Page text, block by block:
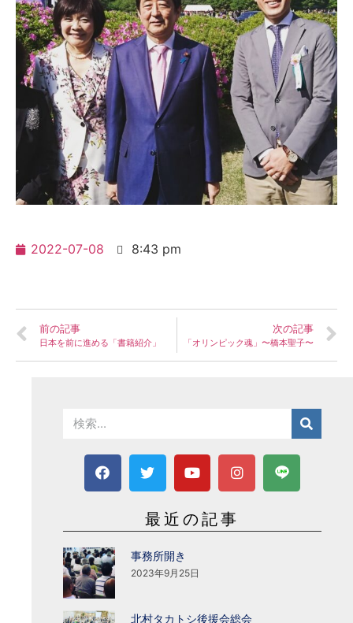
2022-07-08 8:43 pm
前の記事
日本を前に進める「書籍紹介」
次の記事
「オリンピック魂」〜橋本聖子〜
最近の記事
事務所開き
2023年9月25日
北村タカトシ後援会総会